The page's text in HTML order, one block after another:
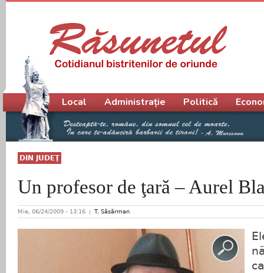
DIN JUDEŢ
Un profesor de ţară – Aurel
Mie, 06/24/2009 - 13:16 T. Săsărman
Meniu principal
Local Administrație Politică